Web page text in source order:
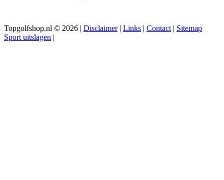
Topgolfshop.nl © 2026 | Disclaimer| Links | Contact | Sitemap
Sport uitslagen |